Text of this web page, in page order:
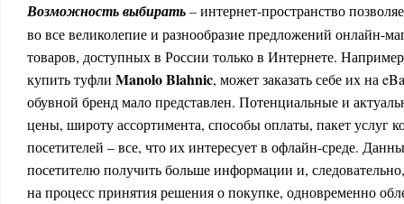
Возможность выбирать–интернет-пространство
во все великолепие и разнообразие предложений онлайн-
товаров, доступных в России только в Интернете.
купить туфли Manolo Blahnic, может заказать себе их на
обувной бренд мало представлен. Потенциальные и
цены, широту ассортимента, способы оплаты, пакет услуг
посетителей – все, что их интересует в офлайн-среде.
посетителю получить больше информации и,
на процесс принятия решения о покупке, одновременно